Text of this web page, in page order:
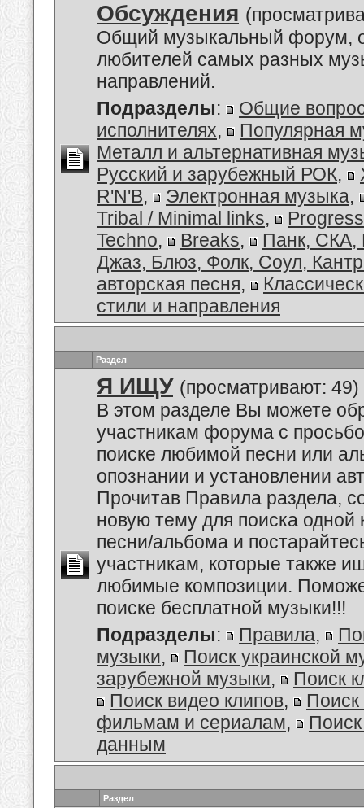
Обсуждения
Общий музыкальный форум,
любителей самых разных
направлений.
Подразделы:
Общие
исполнителях,
Популярная
Металл и альтернативная
Русский и зарубежный РОК,
R'N'B, Электронная музыка,
Tribal / Minimal links,
Techno, Breaks,
Панк,
Джаз, Блюз, Фолк, Соул,
авторская песня,
стили и направления
Раздел
Я ИЩУ (просматривают: 49)
В этом разделе Вы можете
участникам форума с
поиске любимой песни или
опознании и установлении
Прочитав Правила раздела,
новую тему для поиска одной
песни/альбома и
участникам, которые также
любимые композиции.
поиске бесплатной музыки!!!
Подразделы: Правила,
музыки,
Поиск украинской
зарубежной музыки,
Поиск
Поиск видео клипов,
Поиск
фильмам и сериалам,
данным
Раздел